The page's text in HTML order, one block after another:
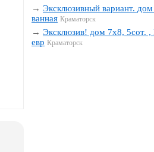
→Эксклюзивный вариант.
ванная Краматорск
→Эксклюзив! дом 7х8, 5сот. ,
евр Краматорск